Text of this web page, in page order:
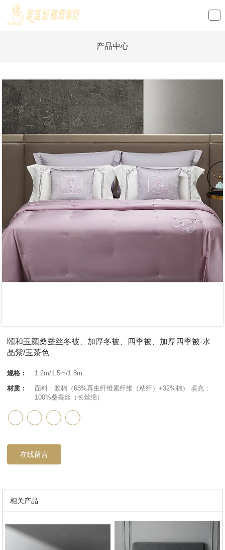
loading
产品中心
颐和玉颜桑蚕丝冬被、加厚冬被、四季被、加厚四季被-水
晶紫/玉茶色
规格：
1.2m/1.5m/1.8m
材质：
面料：雅棉（68%再生纤维素纤维（粘纤）+32%棉） 填充：
100%桑蚕丝（长丝绵）
在线留言
相关产品